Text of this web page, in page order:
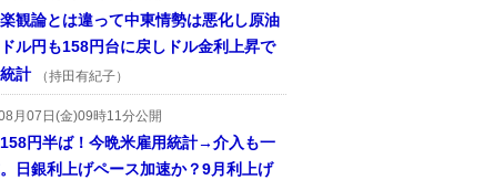
観論とは違って中東情勢は悪化し原油
ル円も158円台に戻しドル金利上昇で
計
（持田有紀子）
月07日(金)09時11分公開
158円半ば！今晩米雇用統計→介入も一
日銀利上げペース加速か？9月利上げ